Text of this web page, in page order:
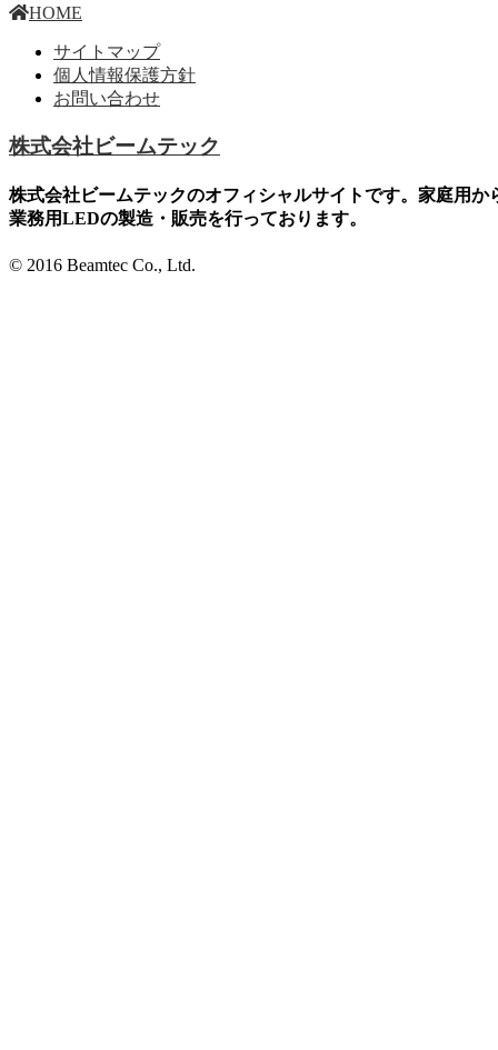
HOME
サイトマップ
個人情報保護方針
お問い合わせ
株式会社ビームテック
株式会社ビームテックのオフィシャルサイトです。家庭用か
業務用LEDの製造・販売を行っております。
© 2016 Beamtec Co., Ltd.